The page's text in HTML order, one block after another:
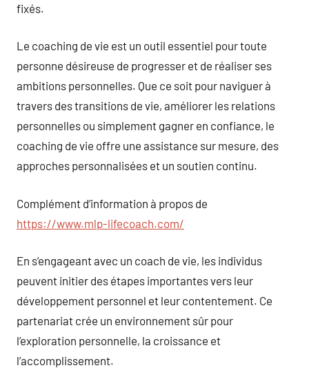
fixés.
Le coaching de vie est un outil essentiel pour toute
personne désireuse de progresser et de réaliser ses
ambitions personnelles. Que ce soit pour naviguer à
travers des transitions de vie, améliorer les relations
personnelles ou simplement gagner en confiance, le
coaching de vie offre une assistance sur mesure, des
approches personnalisées et un soutien continu.
Complément d’information à propos de
https://www.mlp-lifecoach.com/
En s’engageant avec un coach de vie, les individus
peuvent initier des étapes importantes vers leur
développement personnel et leur contentement. Ce
partenariat crée un environnement sûr pour
l’exploration personnelle, la croissance et
l’accomplissement.